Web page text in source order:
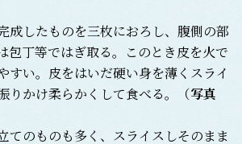
成したものを三枚におろし、腹側の部
包丁等ではぎ取る。このとき皮を火で
すい。皮をはいだ硬い身を薄くスライ
りかけ柔らかくして食べる。（写真
てのものも多く、スライスしそのまま